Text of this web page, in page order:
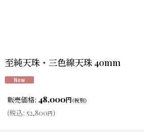
至純天珠・三色線天珠 40mm
販売価格: 48,000円(税別)
(税込: 52,800円)